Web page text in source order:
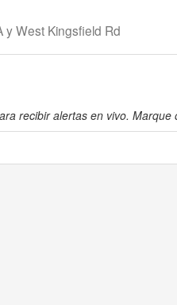
y West Kingsfield Rd
recibir alertas en vivo.